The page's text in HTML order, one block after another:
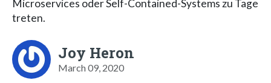
Microservices oder Self-Contained-Systems zu Tage
treten.
Joy Heron
March 09, 2020